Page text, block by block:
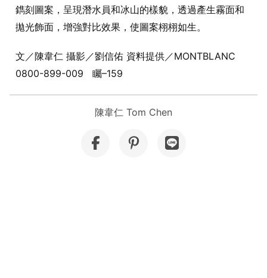
鐫刻圖案，呈現潛水員和冰山的樣貌，透過產生霧面和
拋光飾面，增強對比效果，使圖案栩栩如生。
文／陳韋仁 攝影／劉信佑 資料提供／MONTBLANC
0800-899-009 矚–159
陳韋仁 Tom Chen